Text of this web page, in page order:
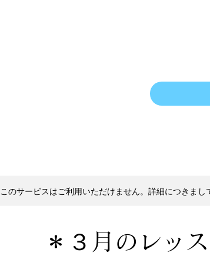
このサービスはご利用いただけません。詳細につきまし
＊３月のレッ